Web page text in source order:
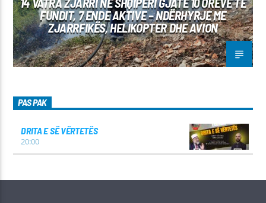
FUNDIT, 7 ENDE AKTIVE – NDËRHYRJE ME
ZJARRFIKËS, HELIKOPTER DHE AVION
PAS PAK
DRITA E SË VËRTETËS
20:00